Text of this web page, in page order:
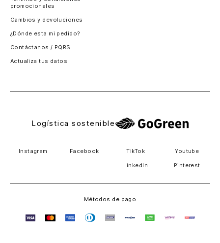
promocionales
Cambios y devoluciones
¿Dónde esta mi pedido?
Contáctanos / PQRS
Actualiza tus datos
Logística sostenible
Instagram Facebook TikTok Youtube
LinkedIn Pinterest
Métodos de pago